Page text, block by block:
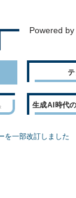
Powered by
生成AI時代
を一部改訂しました